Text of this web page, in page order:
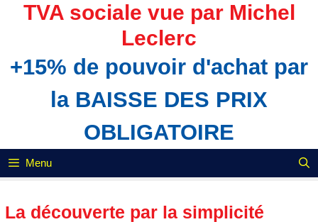
TVA sociale vue par Michel
Leclerc
+15% de pouvoir d'achat par
la BAISSE DES PRIX
OBLIGATOIRE
Menu
La découverte par la simplicité